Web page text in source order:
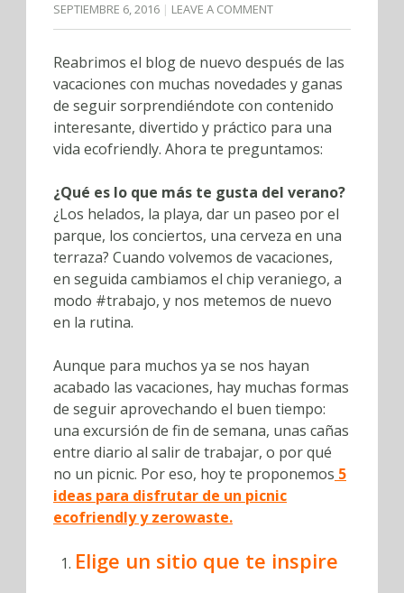
SEPTIEMBRE 6, 2016 LEAVE A COMMENT
Reabrimos el blog de nuevo después de las
vacaciones con muchas novedades y ganas
de seguir sorprendiéndote con contenido
interesante, divertido y práctico para una
vida ecofriendly. Ahora te preguntamos:
¿Qué es lo que más te gusta del verano?
¿Los helados, la playa, dar un paseo por el
parque, los conciertos, una cerveza en una
terraza? Cuando volvemos de vacaciones,
en seguida cambiamos el chip veraniego, a
modo #trabajo, y nos metemos de nuevo
en la rutina.
Aunque para muchos ya se nos hayan
acabado las vacaciones, hay muchas formas
de seguir aprovechando el buen tiempo:
una excursión de fin de semana, unas cañas
entre diario al salir de trabajar, o por qué
no un picnic. Por eso, hoy te proponemos 5
ideas para disfrutar de un picnic
ecofriendly y zerowaste.
Elige un sitio que te inspire